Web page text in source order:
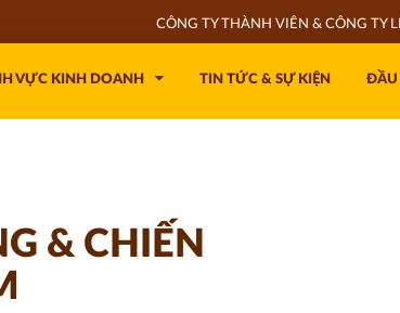
CÔNG TY THÀNH VIÊN & CÔNG TY
VỰC KINH DOANH TIN TỨC & SỰ KIỆN ĐẦU
& CHIẾN